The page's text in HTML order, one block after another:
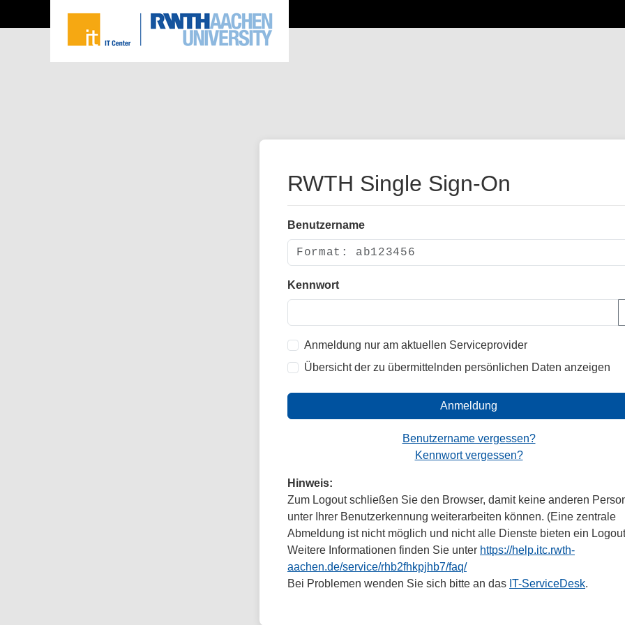
RWTH Single Sign-On
Benutzername
Kennwort
Anmeldung nur am aktuellen Serviceprovider
Übersicht der zu übermittelnden persönlichen Daten anzeigen
Anmeldung
Benutzername vergessen?
Kennwort vergessen?
Hinweis:
Zum Logout schließen Sie den Browser, damit keine anderen
unter Ihrer Benutzerkennung weiterarbeiten können. (Eine zentrale
Abmeldung ist nicht möglich und nicht alle Dienste bieten ein
Weitere Informationen finden Sie unter https://help.itc.rwth-
aachen.de/service/rhb2fhkpjhb7/faq/
Bei Problemen wenden Sie sich bitte an das IT-ServiceDesk.